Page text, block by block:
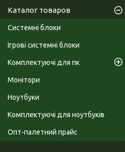
Каталог товаров
Системні блоки
Ігрові системні блоки
Комплектуючі для пк
Монітори
Ноутбуки
Комплектуючі для ноутбуків
Опт-палетний прайс